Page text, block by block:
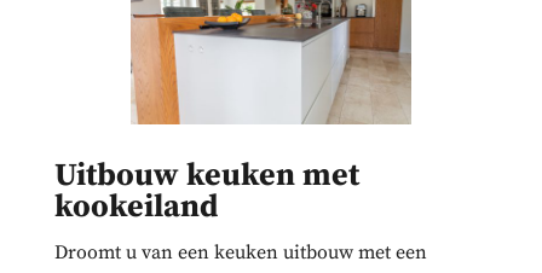
Uitbouw keuken met
kookeiland
Droomt u van een keuken uitbouw met een